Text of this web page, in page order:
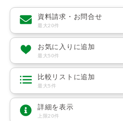
資料請求・お問合せ
最大20件
お気に入りに追加
最大50件
比較リストに追加
最大5件
詳細を表示
上限20件